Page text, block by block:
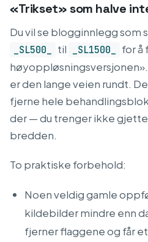
«Trikset» som halve
Du vil se blogginnlegg som
_SL500_ til _SL1500_
for å
er den lange veien rundt.
fjerne hele
der — du trenger ikke
bredden.
To praktiske forbehold:
Noen veldig gamle
kildebilder mindre enn
fjerner flaggene og får